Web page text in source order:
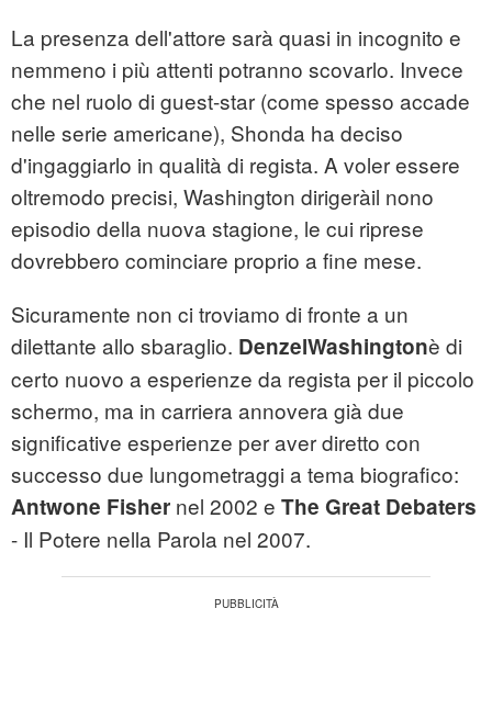
La presenza dell'attore sarà quasi in incognito e
nemmeno i più attenti potranno scovarlo. Invece
che nel ruolo di guest-star (come spesso accade
nelle serie americane), Shonda ha deciso
d'ingaggiarlo in qualità di regista. A voler essere
oltremodo precisi, Washington dirigeràil nono
episodio della nuova stagione, le cui riprese
dovrebbero cominciare proprio a fine mese.
Sicuramente non ci troviamo di fronte a un
dilettante allo sbaraglio. DenzelWashingtonè di
certo nuovo a esperienze da regista per il piccolo
schermo, ma in carriera annovera già due
significative esperienze per aver diretto con
successo due lungometraggi a tema biografico:
Antwone Fisher nel 2002 e The Great Debaters
- Il Potere nella Parola nel 2007.